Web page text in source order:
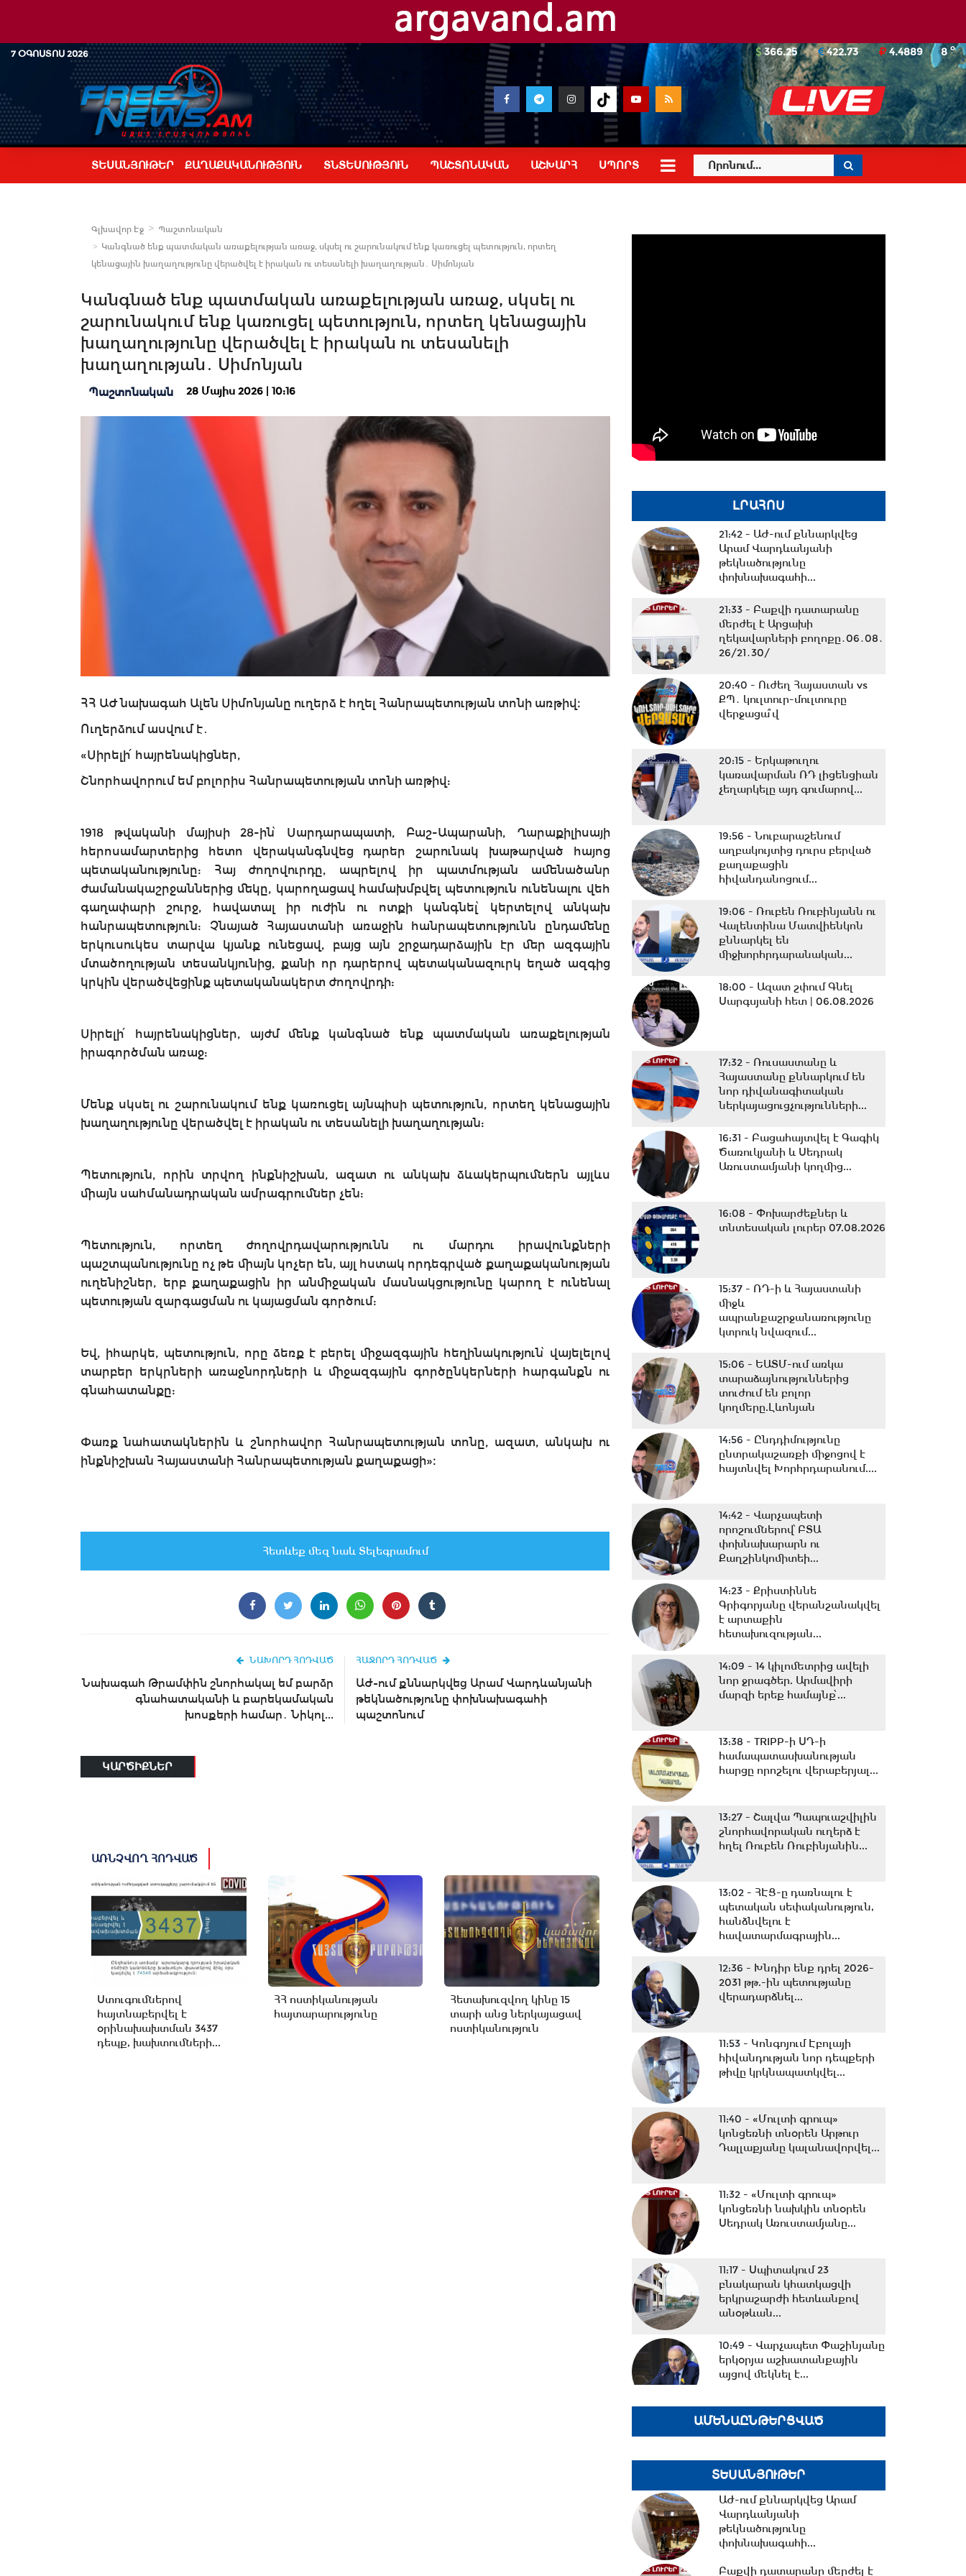
7 ՕԳՈՍՏՈՍ 2026 8o
366.25 422.73 4.4889
ՏԵՍԱՆՅՈՒԹԵՐ ՔԱՂԱՔԱԿԱՆՈՒԹՅՈՒՆ ՏՆՏԵՍՈՒԹՅՈՒՆ ՊԱՇՏՈՆԱԿԱՆ ԱՇԽԱՐՀ ՍՊՈՐՏ
Գլխավոր Էջ
Պաշտոնական
Կանգնած ենք պատմական առաքելության առաջ, սկսել ու շարունակում ենք կառուցել պետություն, որտեղ
կենացային խաղաղությունը վերածվել է իրական ու տեսանելի խաղաղության․ Սիմոնյան
Կանգնած ենք պատմական առաքելության առաջ, սկսել ու
շարունակում ենք կառուցել պետություն, որտեղ կենացային
խաղաղությունը վերածվել է իրական ու տեսանելի
խաղաղության․ Սիմոնյան
Պաշտոնական 28 Մայիս 2026 | 10:16
ՀՀ ԱԺ նախագահ Ալեն Սիմոնյանը ուղերձ է հղել Հանրապետության տոնի առթիվ։
Ուղերձում ասվում է․
«Սիրելի՛ հայրենակիցներ,
Շնորհավորում եմ բոլորիս Հանրապետության տոնի առթիվ:
1918 թվականի մայիսի 28-ին՝ Սարդարապատի, Բաշ-Ապարանի, Ղարաքիլիսայի
հերոսամարտերից հետո վերականգնվեց դարեր շարունակ խաթարված հայոց
պետականությունը: Հայ ժողովուրդը, ապրելով իր պատմության ամենածանր
ժամանակաշրջաններից մեկը, կարողացավ համախմբվել պետություն ունենալու վեհ
գաղափարի շուրջ, հավատալ իր ուժին ու ոտքի կանգնել՝ կերտելով անկախ
հանրապետություն: Չնայած Հայաստանի առաջին հանրապետությունն ընդամենը
երկուսուկես տարվա կյանք ունեցավ, բայց այն շրջադարձային էր մեր ազգային
մտածողության տեսանկյունից, քանի որ դարերով պետականազուրկ եղած ազգից
կրկին վերածվեցինք պետականակերտ ժողովրդի:
Սիրելի՛ հայրենակիցներ, այժմ մենք կանգնած ենք պատմական առաքելության
իրագործման առաջ:
Մենք սկսել ու շարունակում ենք կառուցել այնպիսի պետություն, որտեղ կենացային
խաղաղությունը վերածվել է իրական ու տեսանելի խաղաղության:
Պետություն, որին տրվող ինքնիշխան, ազատ ու անկախ ձևակերպումներն այլևս
միայն սահմանադրական ամրագրումներ չեն:
Պետություն, որտեղ ժողովրդավարությունն ու մարդու իրավունքների
պաշտպանությունը ոչ թե միայն կոչեր են, այլ հստակ որդեգրված քաղաքականության
ուղենիշներ, երբ քաղաքացին իր անմիջական մասնակցությունը կարող է ունենալ
պետության զարգացման ու կայացման գործում:
Եվ, իհարկե, պետություն, որը ձեռք է բերել միջազգային հեղինակություն՝ վայելելով
տարբեր երկրների առաջնորդների և միջազգային գործընկերների հարգանքն ու
գնահատանքը:
Փառք նահատակներին և շնորհավոր Հանրապետության տոնը, ազատ, անկախ ու
ինքնիշխան Հայաստանի Հանրապետության քաղաքացի»։
Հետևեք մեզ նաև Տելեգրամում
ՆԱԽՈՐԴ ՀՈԴՎԱԾ
Նախագահ Թրամփին շնորհակալ եմ բարձր
գնահատականի և բարեկամական
խոսքերի համար․ Նիկոլ...
ՀԱՋՈՐԴ ՀՈԴՎԱԾ
ԱԺ-ում քննարկվեց Արամ Վարդևանյանի
թեկնածությունը փոխնախագահի
պաշտոնում
ԿԱՐԾԻՔՆԵՐ
ԱՌՆՉՎՈՂ ՀՈԴՎԱԾ
Ստուգումներով
հայտնաբերվել է
օրինախախտման 3437
դեպք, խախտումների...
ՀՀ ոստիկանության
հայտարարությունը
Հետախուզվող կինը 15
տարի անց ներկայացավ
ոստիկանություն
ԼՐԱՀՈՍ
21:42 - ԱԺ-ում քննարկվեց
Արամ Վարդևանյանի
թեկնածությունը
փոխնախագահի...
21:33 - Բաքվի դատարանը
մերժել է Արցախի
ղեկավարների բողոքը․06․08․
26/21․30/
20:40 - Ուժեղ Հայաստան vs
ՔՊ․ կուլտուր-մուլտուրը
վերջացա՞վ
20:15 - Երկաթուղու
կառավարման ՌԴ լիցենցիան
չեղարկելը այդ գումարով...
19:56 -Նուբարաշենում
աղբակույտից դուրս բերված
քաղաքացին
հիվանդանոցում...
19:06 - Ռուբեն Ռուբինյանն ու
Վալենտինա Մատվիենկոն
քննարկել են
միջխորհրդարանական...
18:00 - Ազատ շփում Գնել
Սարգսյանի հետ | 06.08.2026
17:32 - Ռուսաստանը և
Հայաստանը քննարկում են
նոր դիվանագիտական
ներկայացուցչությունների...
16:31 - Բացահայտվել է Գագիկ
Ծառուկյանի և Սեդրակ
Առուստամյանի կողմից...
16:08 - Փոխարժեքներ և
տնտեսական լուրեր 07.08.2026
15:37 - ՌԴ-ի և Հայաստանի
միջև
ապրանքաշրջանառությունը
կտրուկ նվազում...
15:06 - ԵԱՏՄ-ում առկա
տարաձայնություններից
տուժում են բոլոր
կողմերը.Լևոնյան
14:56 - Ընդդիմությունը
ընտրակաշառքի միջոցով է
հայտնվել Խորհրդարանում....
14:42 - Վարչապետի
որոշումներով՝ ԲՏԱ
փոխնախարարն ու
Քաղշինկոմիտեի...
14:23 - Քրիստիննե
Գրիգորյանը վերանշանակվել
է արտաքին
հետախուզության...
14:09 - 14 կիլոմետրից ավելի
նոր ջրագծեր. Արմավիրի
մարզի երեք համայնք՝...
13:38 - TRIPP-ի ՍԴ-ի
համապատասխանության
հարցը որոշելու վերաբերյալ...
13:27 - Շալվա Պապուաշվիլին
շնորհավորական ուղերձ է
հղել Ռուբեն Ռուբինյանին...
13:02 - ՀԷՑ-ը դառնալու է
պետական սեփականություն,
հանձնվելու է
հավատարմագրային...
12:36 - Խնդիր ենք դրել 2026-
2031 թթ.-ին պետությանը
վերադարձնել...
11:53 - Կոնգոյում Էբոլայի
հիվանդության նոր դեպքերի
թիվը կրկնապատկվել...
11:40 - «Մուլտի գրուպ»
կոնցեռնի տնօրեն Արթուր
Դալլաքյանը կալանավորվել...
11:32 - «Մուլտի գրուպ»
կոնցեռնի նախկին տնօրեն
Սեդրակ Առուստամյանը...
11:17 - Սպիտակում 23
բնակարան կհատկացվի
երկրաշարժի հետևանքով
անօթևան...
10:49 - Վարչապետ Փաշինյանը
երկօրյա աշխատանքային
այցով մեկնել է...
10:31 -Որպես անհետ կորած
որոնվում է 1992 թ. ծնված
10:21 -«Մուլտի գրուպ»
կոնցեռնի նախկին գլխավոր
տնօրենը կալանավորվել...
10:09 - Երեք նախարարություն
ԱՄԵՆԱԸՆԹԵՐՑՎԱԾ
ՏԵՍԱՆՅՈՒԹԵՐ
ԱԺ-ում քննարկվեց Արամ
Վարդևանյանի
թեկնածությունը
փոխնախագահի...
Բաքվի դատարանը մերժել է